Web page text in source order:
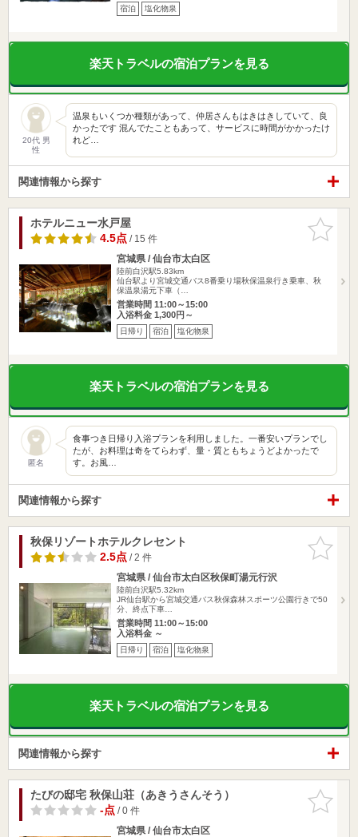
宿泊 塩化物泉
楽天トラベルの宿泊プランを見る
20代 男
性
温泉もいくつか種類があって、仲居さんもはきはきしていて、良
かったです 混んでたこともあって、サービスに時間がかかったけ
れど…
関連情報から探す
お気に入
りに追加
ホテルニュー水戸屋
4.5点/ 15 件
宮城県 / 仙台市太白区
陸前白沢駅5.83km
仙台駅より宮城交通バス8番乗り場秋保温泉行き乗車、秋
保温泉湯元下車（…
営業時間 11:00～15:00
入浴料金 1,300円～
日帰り 宿泊 塩化物泉
楽天トラベルの宿泊プランを見る
匿名
食事つき日帰り入浴プランを利用しました。一番安いプランでし
たが、お料理は奇をてらわず、量・質ともちょうどよかったで
す。お風…
関連情報から探す
お気に入
りに追加
秋保リゾートホテルクレセント
2.5点/ 2 件
宮城県 / 仙台市太白区秋保町湯元行沢
陸前白沢駅5.32km
JR仙台駅から宮城交通バス秋保森林スポーツ公園行きで50
分、終点下車…
営業時間 11:00～15:00
入浴料金 ～
日帰り 宿泊 塩化物泉
楽天トラベルの宿泊プランを見る
関連情報から探す
お気に入
りに追加
たびの邸宅 秋保山荘（あきうさんそう）
-点/ 0 件
宮城県 / 仙台市太白区